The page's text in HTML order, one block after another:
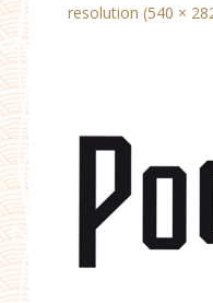
resolution (540 ×